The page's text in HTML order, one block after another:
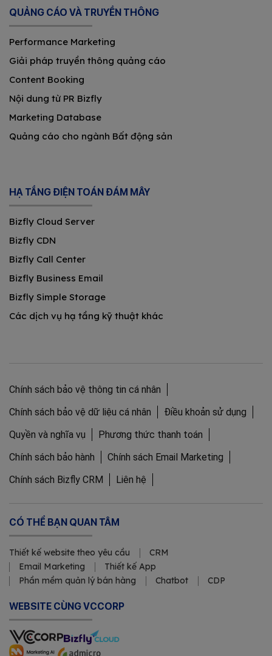
QUẢNG CÁO VÀ TRUYỀN THÔNG
Performance Marketing
Giải pháp truyền thông quảng cáo
Content Booking
Nội dung từ PR Bizfly
Marketing Database
Quảng cáo cho ngành Bất động sản
HẠ TẦNG ĐIỆN TOÁN ĐÁM MÂY
Bizfly Cloud Server
Bizfly CDN
Bizfly Call Center
Bizfly Business Email
Bizfly Simple Storage
Các dịch vụ hạ tầng kỹ thuật khác
Chính sách bảo vệ thông tin cá nhân
Chính sách bảo vệ dữ liệu cá nhân
Điều khoản sử dụng
Quyền và nghĩa vụ
Phương thức thanh toán
Chính sách bảo hành
Chính sách Email Marketing
Chính sách Bizfly CRM
Liên hệ
CÓ THỂ BẠN QUAN TÂM
Thiết kế website theo yêu cầu
CRM
Email Marketing
Thiết kế App
Phần mềm quản lý bán hàng
Chatbot CDP
WEBSITE CÙNG VCCORP